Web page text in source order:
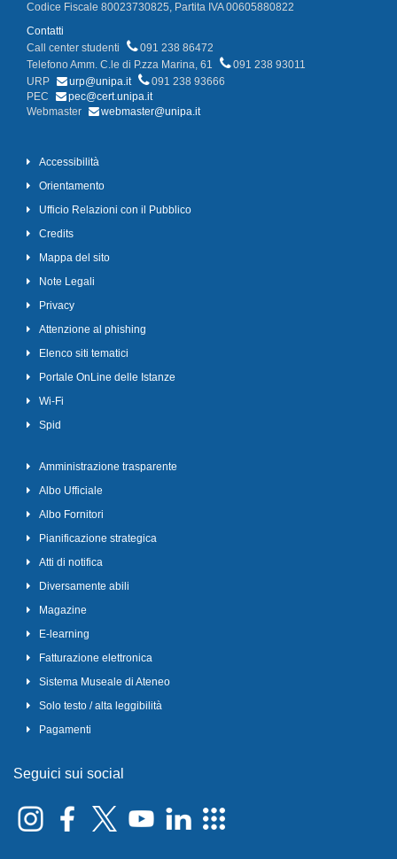
Codice Fiscale 80023730825, Partita IVA 00605880822
Contatti
Call center studenti
091 238 86472
Telefono Amm. C.le di P.zza Marina, 61
091 238 93011
URP
urp@unipa.it
091 238 93666
PEC
pec@cert.unipa.it
Webmaster
webmaster@unipa.it
Accessibilità
Orientamento
Ufficio Relazioni con il Pubblico
Credits
Mappa del sito
Note Legali
Privacy
Attenzione al phishing
Elenco siti tematici
Portale OnLine delle Istanze
Wi-Fi
Spid
Amministrazione trasparente
Albo Ufficiale
Albo Fornitori
Pianificazione strategica
Atti di notifica
Diversamente abili
Magazine
E-learning
Fatturazione elettronica
Sistema Museale di Ateneo
Solo testo / alta leggibilità
Pagamenti
Seguici sui social